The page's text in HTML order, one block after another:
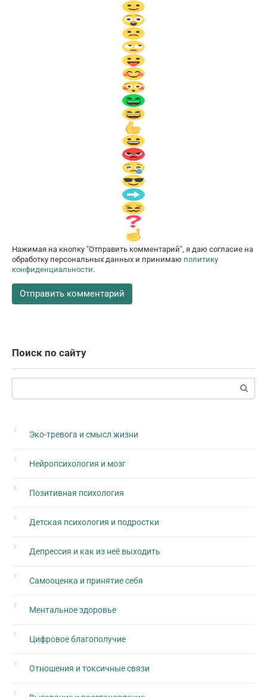
Нажимая на кнопку "Отправить комментарий", я даю согласие на
обработку персональных данных и принимаю политику
конфиденциальности.
Поиск по сайту
Поиск:
Эко-тревога и смысл жизни
Нейропсихология и мозг
Позитивная психология
Детская психология и подростки
Депрессия и как из неё выходить
Самооценка и принятие себя
Ментальное здоровье
Цифровое благополучие
Отношения и токсичные связи